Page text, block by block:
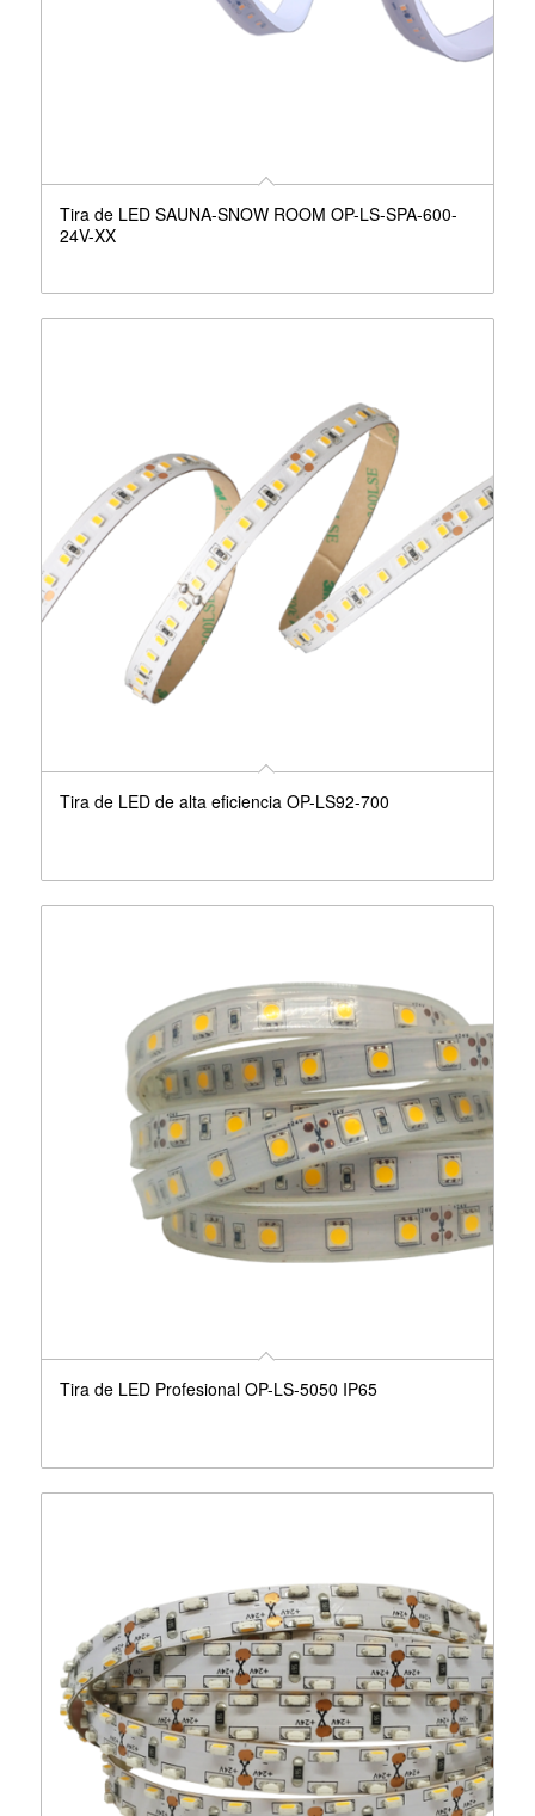
Tira de LED SAUNA-SNOW ROOM OP-LS-SPA-600-
24V-XX
Tira de LED de alta eficiencia OP-LS92-700
Tira de LED Profesional OP-LS-5050 IP65